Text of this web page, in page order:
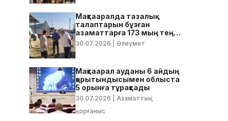
Мақтааралда тазалық
талаптарын бұзған
азаматтарға 173 мың теңге
көлемінде айыппұл
30.07.2026 | Әлеумет
Мақтаарал ауданы 6 айдың
қорытындысымен облыста
5 орынға тұрақтады
30.07.2026 | Азаматтық
қорғаныс